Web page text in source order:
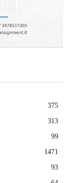
375
313
99
1471
93